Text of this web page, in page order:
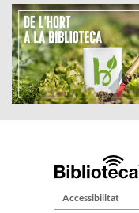
Accessibilitat